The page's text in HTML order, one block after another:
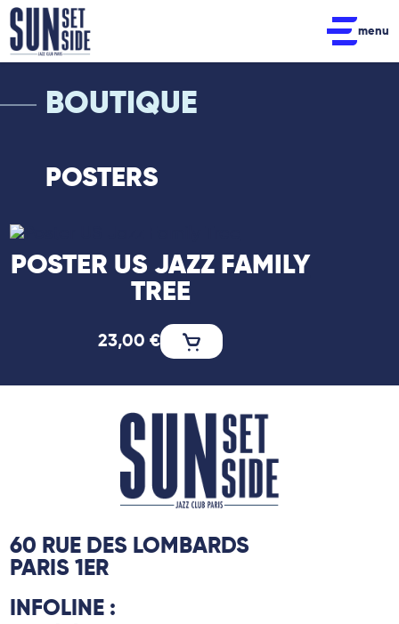
menu
BOUTIQUE
POSTERS
POSTER US JAZZ FAMILY
TREE
23,00€
60 RUE DES LOMBARDS
PARIS 1ER
INFOLINE :